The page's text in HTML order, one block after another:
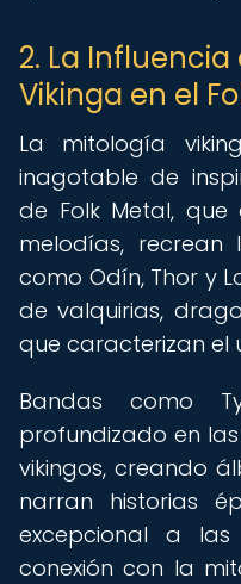
2. La
Vikinga en el
La mitología
inagotable de
de Folk Metal,
melodías, recrean
como Odín, Thor y
de valquirias,
que caracterizan el
Bandas como
profundizado en
vikingos, creando
narran historias
excepcional a las
conexión con la